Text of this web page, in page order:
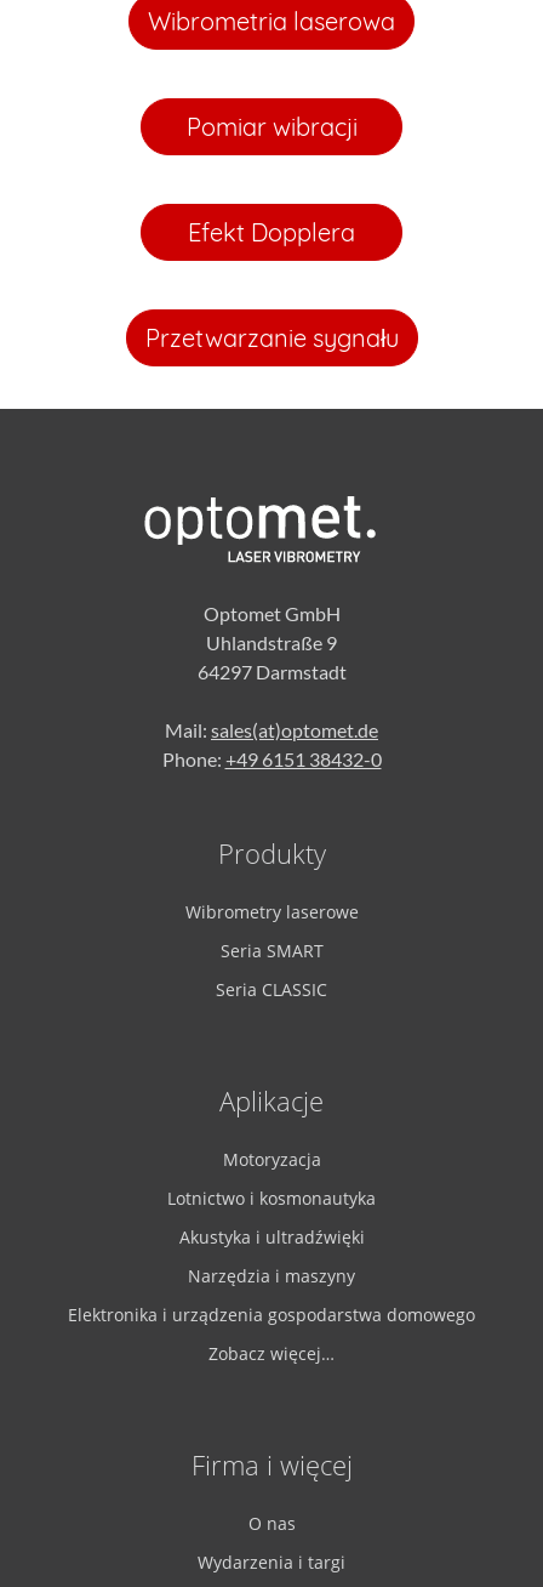
Wibrometria laserowa
Pomiar wibracji
Efekt Dopplera
Przetwarzanie sygnału
Optomet GmbH
Uhlandstraße 9
64297 Darmstadt
Mail: sales(at)optomet.de
Phone: +49 6151 38432-0
Produkty
Wibrometry laserowe
Seria SMART
Seria CLASSIC
Aplikacje
Motoryzacja
Lotnictwo i kosmonautyka
Akustyka i ultradźwięki
Narzędzia i maszyny
Elektronika i urządzenia gospodarstwa domowego
Zobacz więcej…
Firma i więcej
O nas
Wydarzenia i targi